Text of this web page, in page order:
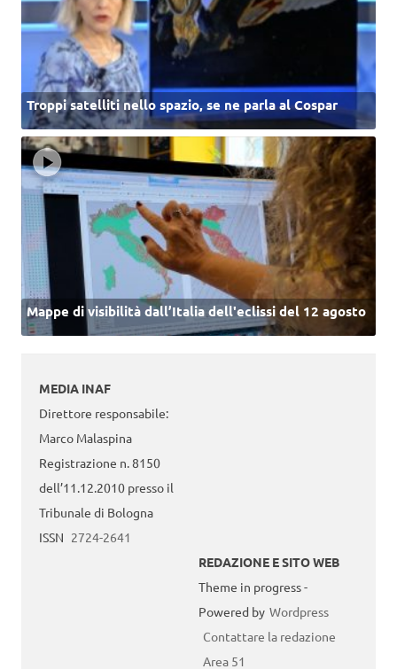
Troppi satelliti nello spazio, se ne parla al Cospar
Mappe di visibilità dall’Italia dell'eclissi del 12 agosto
MEDIA INAF
Direttore responsabile:
Marco Malaspina
Registrazione n. 8150
dell’11.12.2010 presso il
Tribunale di Bologna
ISSN 2724-2641
REDAZIONE E SITO WEB
Theme in progress -
Powered by Wordpress
Contattare la redazione
Area 51